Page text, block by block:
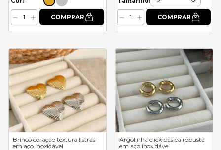
Brinco coração textura listras
em aço inoxidável
Argolinha click básica robusta
em aço inoxidável